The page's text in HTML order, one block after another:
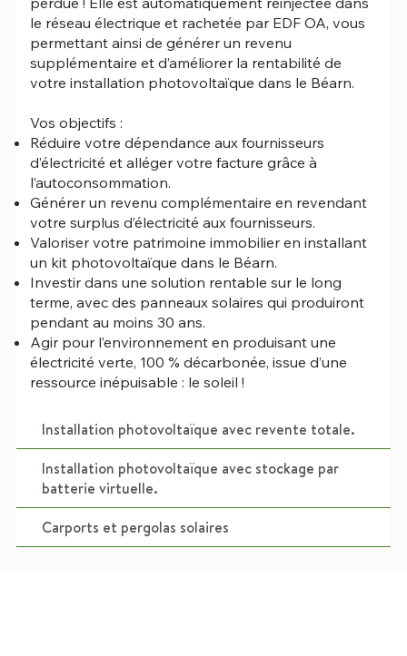
le réseau électrique et rachetée par EDF OA, vous
permettant ainsi de générer un revenu
supplémentaire et d’améliorer la rentabilité de
votre installation photovoltaïque dans le Béarn.
Vos objectifs :
Réduire votre dépendance aux fournisseurs
d’électricité et alléger votre facture grâce à
l’autoconsommation.
Générer un revenu complémentaire en revendant
votre surplus d’électricité aux fournisseurs.
Valoriser votre patrimoine immobilier en installant
un kit photovoltaïque dans le Béarn.
Investir dans une solution rentable sur le long
terme, avec des panneaux solaires qui produiront
pendant au moins 30 ans.
Agir pour l’environnement en produisant une
électricité verte, 100 % décarbonée, issue d’une
ressource inépuisable : le soleil !
Installation photovoltaïque avec revente totale.
Installation photovoltaïque avec stockage par
batterie virtuelle.
Carports et pergolas solaires